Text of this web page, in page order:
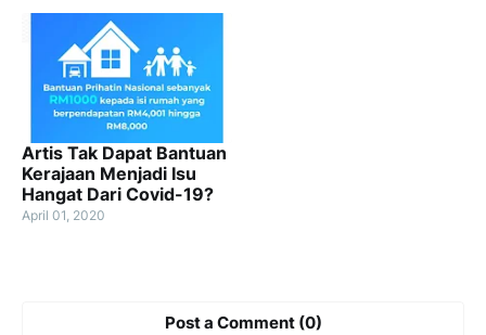
Artis Tak Dapat Bantuan
Kerajaan Menjadi Isu
Hangat Dari Covid-19?
April 01, 2020
Post a Comment (0)